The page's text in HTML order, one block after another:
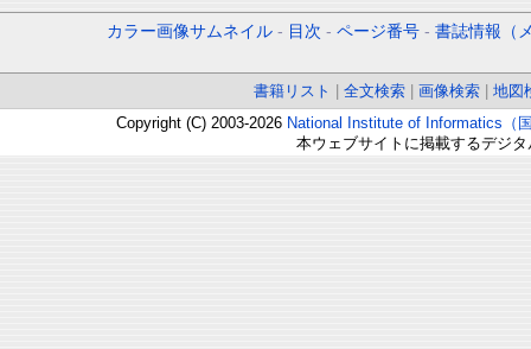
カラー画像サムネイル - 目次 -ページ番号 -書誌情報（
書籍リスト 全文検索 画像検索
地図
Copyright (C) 2003-2026 National Institute of Informatics（
本ウェブサイトに掲載するデジ